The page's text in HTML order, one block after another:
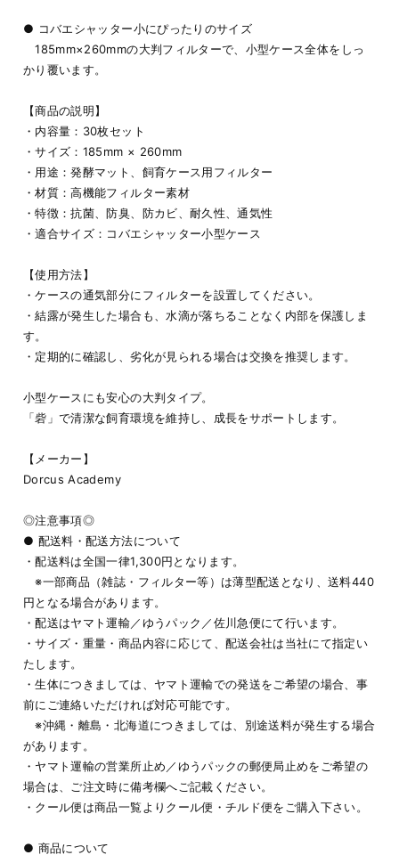
● コバエシャッター小にぴったりのサイズ
185mm×260mmの大判フィルターで、小型ケース全体をしっ
かり覆います。
【商品の説明】
・内容量：30枚セット
・サイズ：185mm × 260mm
・用途：発酵マット、飼育ケース用フィルター
・材質：高機能フィルター素材
・特徴：抗菌、防臭、防カビ、耐久性、通気性
・適合サイズ：コバエシャッター小型ケース
【使用方法】
・ケースの通気部分にフィルターを設置してください。
・結露が発生した場合も、水滴が落ちることなく内部を保護しま
す。
・定期的に確認し、劣化が見られる場合は交換を推奨します。
小型ケースにも安心の大判タイプ。
「砦」で清潔な飼育環境を維持し、成長をサポートします。
【メーカー】
Dorcus Academy
◎注意事項◎
● 配送料・配送方法について
・配送料は全国一律1,300円となります。
※一部商品（雑誌・フィルター等）は薄型配送となり、送料440
円となる場合があります。
・配送はヤマト運輸／ゆうパック／佐川急便にて行います。
・サイズ・重量・商品内容に応じて、配送会社は当社にて指定い
たします。
・生体につきましては、ヤマト運輸での発送をご希望の場合、事
前にご連絡いただければ対応可能です。
※沖縄・離島・北海道につきましては、別途送料が発生する場合
があります。
・ヤマト運輸の営業所止め／ゆうパックの郵便局止めをご希望の
場合は、ご注文時に備考欄へご記載ください。
・クール便は商品一覧よりクール便・チルド便をご購入下さい。
● 商品について